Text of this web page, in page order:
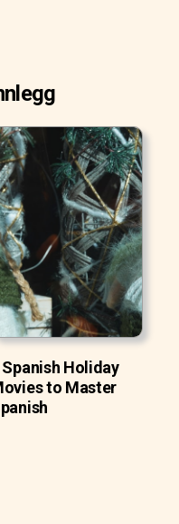
Spanish Holiday
to Master